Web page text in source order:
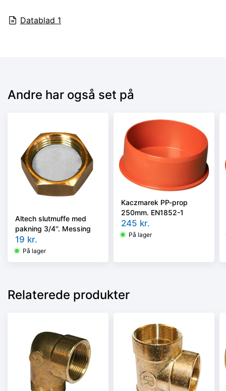
Datablad 1
Andre har også set på
Altech slutmuffe med
pakning 3/4''. Messing
19 kr.
På lager
Kaczmarek PP-prop
250mm. EN1852-1
245 kr.
På lager
Relaterede produkter